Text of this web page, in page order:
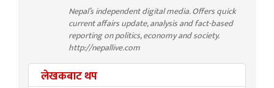
Nepal’s independent digital media. Offers quick
current affairs update, analysis and fact-based
reporting on politics, economy and society.
http://nepallive.com
लेखकबाट थप